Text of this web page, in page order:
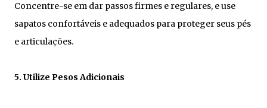
Concentre-se em dar passos firmes e regulares, e use
sapatos confortáveis e adequados para proteger seus pés
e articulações.
5. Utilize Pesos Adicionais